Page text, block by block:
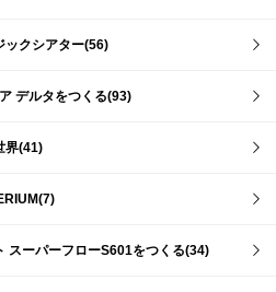
ックシアター(56)
デルタをつくる(93)
界(41)
スーパーフローS601をつくる(34)